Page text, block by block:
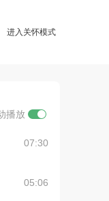
进入关怀模式
播放
07:30
05:06